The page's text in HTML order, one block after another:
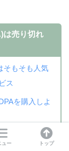
は売り切れ
そもそも人気
ス
を購入しよ
て誰にもわか
ュー トップ